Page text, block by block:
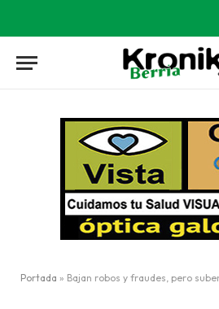
Portada » Bajan robos y fraudes, pero suben hurtos,